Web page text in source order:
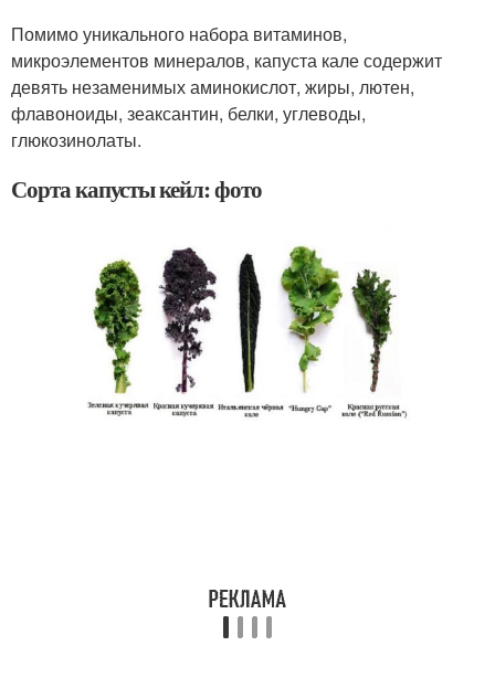
Помимо уникального набора витаминов,
микроэлементов минералов, капуста кале содержит
девять незаменимых аминокислот, жиры, лютен,
флавоноиды, зеаксантин, белки, углеводы,
глюкозинолаты.
Сорта капусты кейл: фото